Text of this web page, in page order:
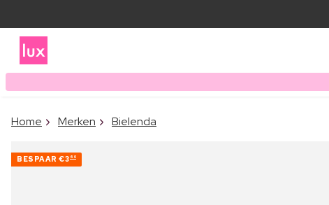
Home Merken Bielenda
BESPAAR €3 60